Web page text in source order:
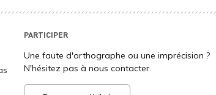
PARTICIPER
Une faute d'orthographe ou une imprécision ?
N'hésitez pas à nous contacter.